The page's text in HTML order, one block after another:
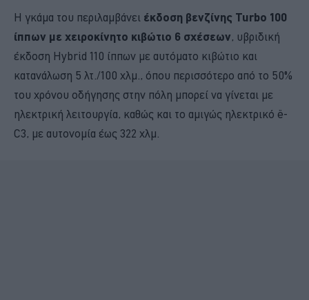
Η γκάμα του περιλαμβάνει έκδοση βενζίνης Turbo 100
ίππων με χειροκίνητο κιβώτιο 6 σχέσεων, υβριδική
έκδοση Hybrid 110 ίππων με αυτόματο κιβώτιο και
κατανάλωση 5 λτ./100 χλμ., όπου περισσότερο από το 50%
του χρόνου οδήγησης στην πόλη μπορεί να γίνεται με
ηλεκτρική λειτουργία, καθώς και το αμιγώς ηλεκτρικό ë-
C3, με αυτονομία έως 322 χλμ.